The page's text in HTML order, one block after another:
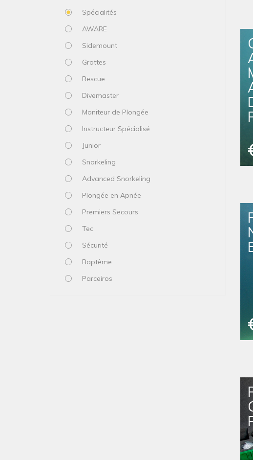
Spécialités
AWARE
Sidemount
Grottes
Rescue
Divemaster
Moniteur de Plongée
Instructeur Spécialisé
Junior
Snorkeling
Advanced Snorkeling
Plongée en Apnée
Premiers Secours
Tec
Sécurité
Baptême
Parceiros